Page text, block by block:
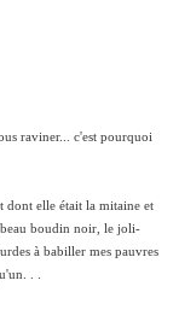
raviner... c'est pourquoi
elle était la mitaine et
boudin noir, le joli-
à babiller mes pauvres
. .